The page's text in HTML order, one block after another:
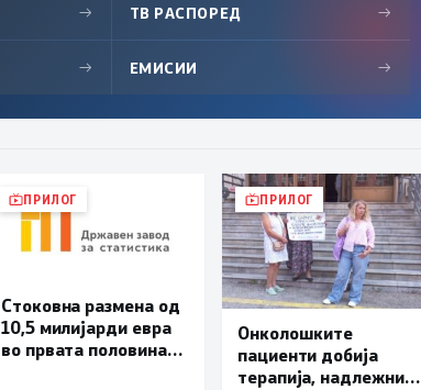
→ ТВ РАСПОРЕД →
→ ЕМИСИИ →
ПРИЛОГ
Стоковна размена од
10,5 милијарди евра
во првата половина
ПРИЛОГ
Онколошките
пациенти добија
терапија, надлежните